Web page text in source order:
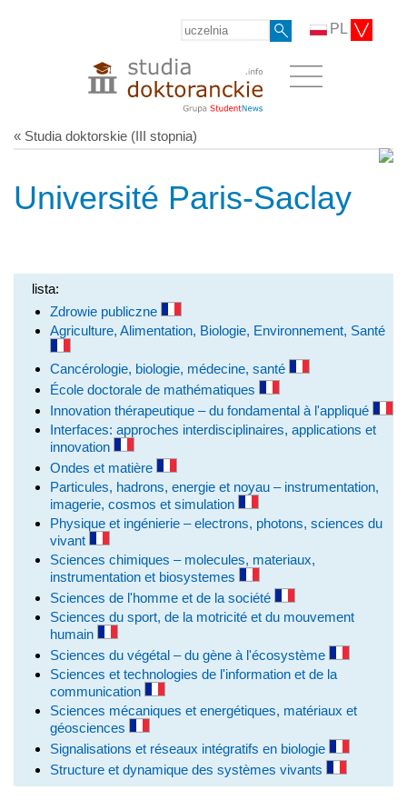
PL
« Studia doktorskie (III stopnia)
Université Paris-Saclay
lista:
Zdrowie publiczne
Agriculture, Alimentation, Biologie, Environnement, Santé
Cancérologie, biologie, médecine, santé
École doctorale de mathématiques
Innovation thérapeutique – du fondamental à l'appliqué
Interfaces: approches interdisciplinaires, applications et
innovation
Ondes et matière
Particules, hadrons, energie et noyau – instrumentation,
imagerie, cosmos et simulation
Physique et ingénierie – electrons, photons, sciences du
vivant
Sciences chimiques – molecules, materiaux,
instrumentation et biosystemes
Sciences de l'homme et de la société
Sciences du sport, de la motricité et du mouvement
humain
Sciences du végétal – du gène à l'écosystème
Sciences et technologies de l'information et de la
communication
Sciences mécaniques et energétiques, matériaux et
géosciences
Signalisations et réseaux intégratifs en biologie
Structure et dynamique des systèmes vivants